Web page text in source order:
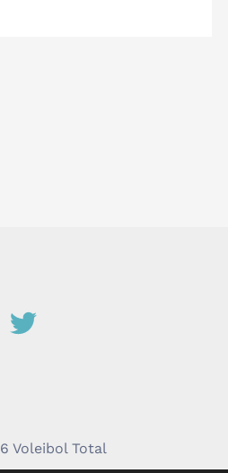
Voleibol Total